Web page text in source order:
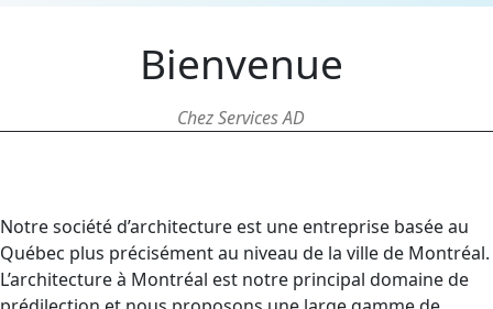
Bienvenue
Chez Services AD
Notre société d’architecture est une entreprise basée au
Québec plus précisément au niveau de la ville de Montréal.
L’architecture à Montréal est notre principal domaine de